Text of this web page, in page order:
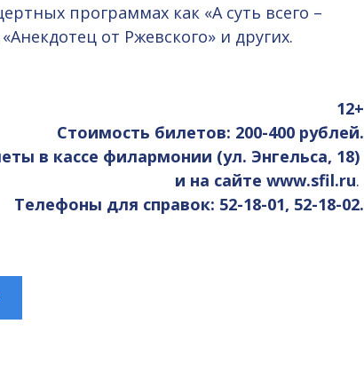
программах как «А суть всего –
от Ржевского» и других.
12+
Стоимость билетов: 200-400 рублей.
в кассе филармонии (ул. Энгельса, 18)
и на сайте www.sfil.ru.
Телефоны для справок: 52-18-01, 52-18-02.